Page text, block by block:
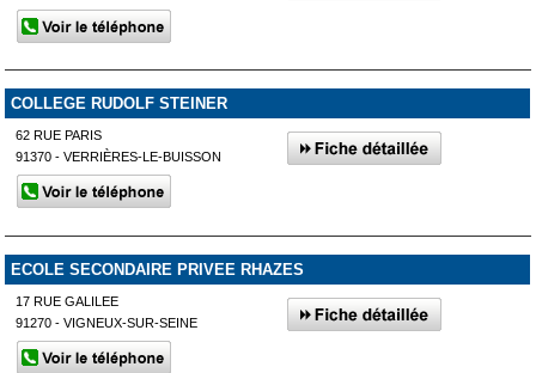
COLLEGE RUDOLF STEINER
62 RUE PARIS
91370 - VERRIÈRES-LE-BUISSON
ECOLE SECONDAIRE PRIVEE RHAZES
17 RUE GALILEE
91270 - VIGNEUX-SUR-SEINE